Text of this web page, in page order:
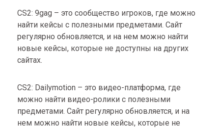
CS2: 9gag – это сообщество игроков, где можно
найти кейсы с полезными предметами. Сайт
регулярно обновляется, и на нем можно найти
новые кейсы, которые не доступны на других
сайтах.
CS2: Dailymotion – это видео-платформа, где
можно найти видео-ролики с полезными
предметами. Сайт регулярно обновляется, и на
нем можно найти новые кейсы, которые не